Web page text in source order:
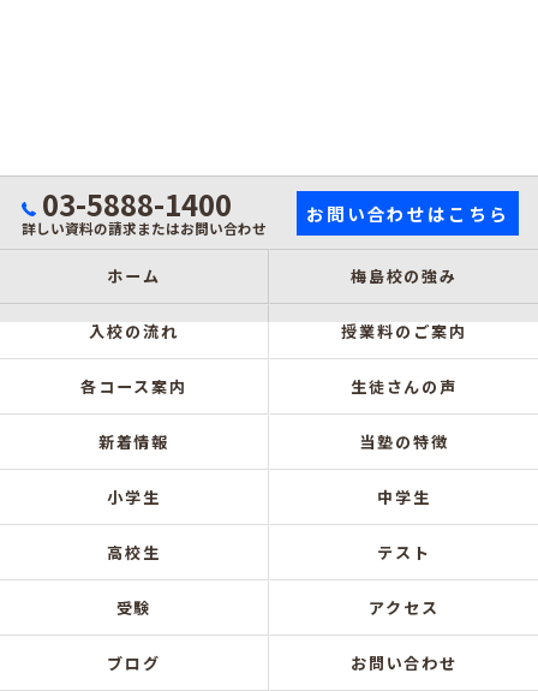
03-5888-1400
詳しい資料の請求またはお問い合わせ
お問い合わせはこちら
ホーム 梅島校の強み
入校の流れ 授業料のご案内
各コース案内 生徒さんの声
新着情報 当塾の特徴
小学生 中学生
高校生 テスト
受験 アクセス
ブログ お問い合わせ